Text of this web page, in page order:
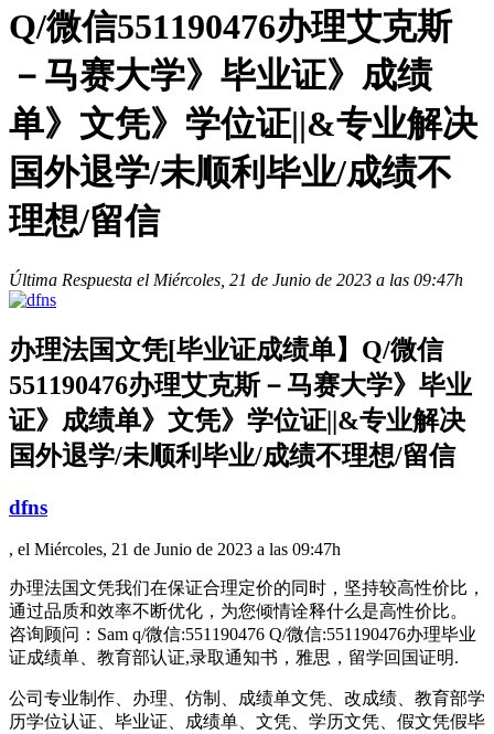
Q/微信551190476办理艾克斯
－马赛大学》毕业证》成绩
单》文凭》学位证||&专业解决
国外退学/未顺利毕业/成绩不
理想/留信
Última Respuesta el Miércoles, 21 de Junio de 2023 a las 09:47h
办理法国文凭[毕业证成绩单】Q/微信
551190476办理艾克斯－马赛大学》毕业
证》成绩单》文凭》学位证||&专业解决
国外退学/未顺利毕业/成绩不理想/留信
dfns
, el Miércoles, 21 de Junio de 2023 a las 09:47h
办理法国文凭我们在保证合理定价的同时，坚持较高性价比，
通过品质和效率不断优化，为您倾情诠释什么是高性价比。
咨询顾问：Sam q/微信:551190476 Q/微信:551190476办理毕业
证成绩单、教育部认证,录取通知书，雅思，留学回国证明.
公司专业制作、办理、仿制、成绩单文凭、改成绩、教育部学
历学位认证、毕业证、成绩单、文凭、学历文凭、假文凭假毕